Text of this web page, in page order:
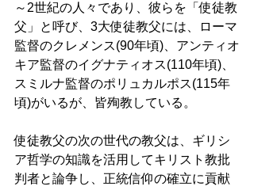
～2世紀の人々であり、彼らを「使徒教
父」と呼び、3大使徒教父には、ローマ
監督のクレメンス(90年頃)、アンティオ
キア監督のイグナティオス(110年頃)、
スミルナ監督のポリュカルポス(115年
頃)がいるが、皆殉教している。
使徒教父の次の世代の教父は、ギリシ
ア哲学の知識を活用してキリスト教批
判者と論争し、正統信仰の確立に貢献